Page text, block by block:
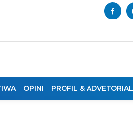
OPINI PROFIL & ADVETORIAL